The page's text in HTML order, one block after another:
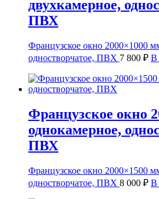
двухкамерное,
ПВХ
Французское окно 2000×1000
одностворчатое, ПВХ 7 800 ₽ В
Французское окно
однокамерное,
ПВХ
Французское окно 2000×1500
одностворчатое, ПВХ 8 000 ₽ В